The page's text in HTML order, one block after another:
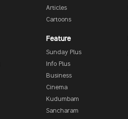
Articles
Cartoons
Feature
Sunday Plus
Info Plus
Business
Cinema
Kudumbam
Sancharam